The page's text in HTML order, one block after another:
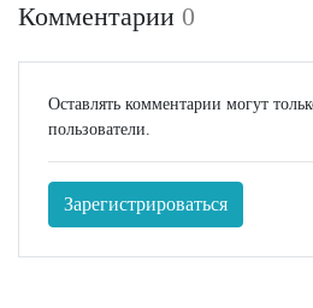
Комментарии 0
Оставлять комментарии могут
пользователи.
Зарегистрироваться